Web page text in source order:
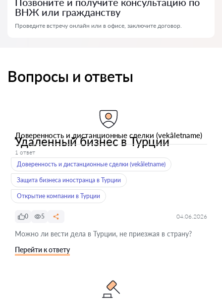
ВНЖ или гражданству
Проведите встречу онлайн или в офисе, заключите договор.
Вопросы и ответы
Доверенность и дистанционные сделки (vekâletname)
Удаленный бизнес в Турции
1 ответ
Доверенность и дистанционные сделки (vekâletname)
Защита бизнеса иностранца в Турции
Открытие компании в Турции
0 5 04.06.2026
Можно ли вести дела в Турции, не приезжая в страну?
Перейти к ответу